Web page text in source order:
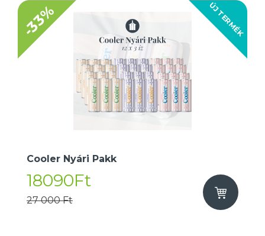
ÚJ TERMÉK
-33%
Cooler Nyári Pakk
18090Ft
27 000 Ft